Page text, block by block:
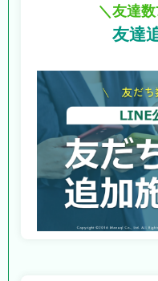
＼友達
友達